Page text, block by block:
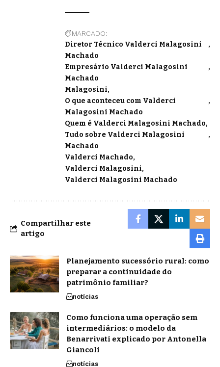
MARCADO:
Diretor Técnico Valderci Malagosini
Machado
Empresário Valderci Malagosini
Machado
Malagosini
O que aconteceu com Valderci
Malagosini Machado
Quem é Valderci Malagosini Machado
Tudo sobre Valderci Malagosini
Machado
Valderci Machado
Valderci Malagosini
Valderci Malagosini Machado
Compartilhar este
artigo
Planejamento sucessório rural: como
preparar a continuidade do
patrimônio familiar?
notícias
Como funciona uma operação sem
intermediários: o modelo da
Benarrivati explicado por Antonella
Giancoli
notícias